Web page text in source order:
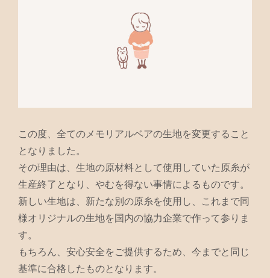
この度、全てのメモリアルベアの生地を変更すること
となりました。
その理由は、生地の原材料として使用していた原糸が
生産終了となり、やむを得ない事情によるものです。
新しい生地は、新たな別の原糸を使用し、これまで同
様オリジナルの生地を国内の協力企業で作って参りま
す。
もちろん、安心安全をご提供するため、今までと同じ
基準に合格したものとなります。